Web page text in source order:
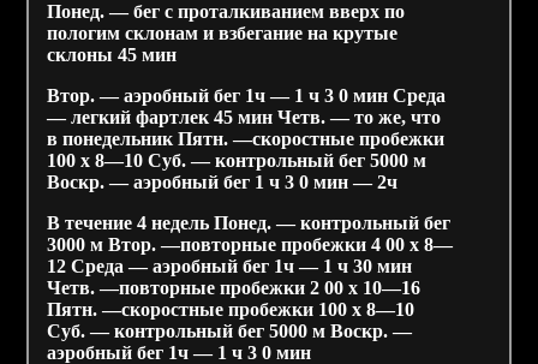
Понед. — бег с проталкиванием вверх по
пологим склонам и взбегание на крутые
склоны 45 мин
Втор. — аэробный бег 1ч — 1 ч 3 0 мин Среда
— легкий фартлек 45 мин Четв. — то же, что
в понедельник Пятн. —скоростные пробежки
100 х 8—10 Суб. — контрольный бег 5000 м
Воскр. — аэробный бег 1 ч 3 0 мин — 2ч
В течение 4 недель Понед. — контрольный бег
3000 м Втор. —повторные пробежки 4 00 х 8—
12 Среда — аэробный бег 1ч — 1 ч 30 мин
Четв. —повторные пробежки 2 00 х 10—16
Пятн. —скоростные пробежки 100 х 8—10
Суб. — контрольный бег 5000 м Воскр. —
аэробный бег 1ч — 1 ч 3 0 мин